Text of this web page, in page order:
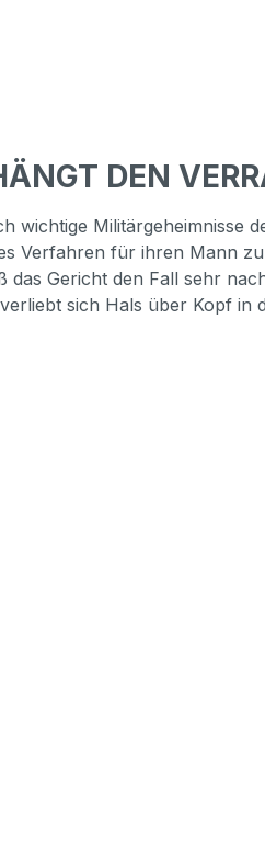
DEN
Militärgeheimnisse
Verfahren für ihren Mann
Gericht den Fall sehr
sich Hals über Kopf in